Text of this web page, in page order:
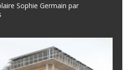
Sophie Germain par